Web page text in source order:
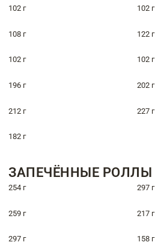
102 г 102 г
108 г 122 г
102 г 102 г
196 г 202 г
212 г 227 г
182 г
ЗАПЕЧЁННЫЕ РОЛЛЫ
254 г 297 г
259 г 217 г
297 г 158 г